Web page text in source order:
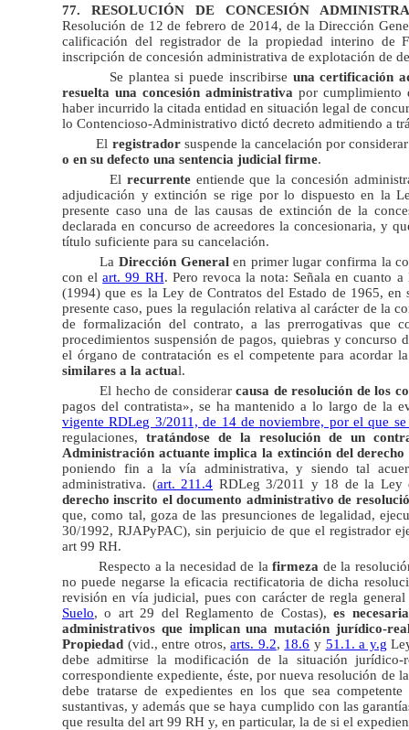
77. RESOLUCIÓN DE CONCESIÓN
Resolución de 12 de febrero de 2014, de la Dirección
calificación del registrador de la propiedad interino de
inscripción de concesión administrativa de explotación de
Se plantea si puede inscribirse una certificación
resuelta una concesión administrativa por cumplimiento
haber incurrido la citada entidad en situación legal de
lo Contencioso-Administrativo dictó decreto admitiendo a
El registradorsuspende la cancelación por
o en su defecto una sentencia judicial firme.
El recurrenteentiende que la concesión
adjudicación y extinción se rige por lo dispuesto en la
presente caso una de las causas de extinción de la
declarada en concurso de acreedores la concesionaria, y
título suficiente para su cancelación.
LaDirección Generalen primer lugar confirma la
con elart. 99 RH. Pero revoca la nota: Señala en cuanto
(1994) que es la Ley de Contratos del Estado de 1965,
presente caso, pues la regulación relativa al carácter de la
de formalización del contrato, a las prerrogativas que
procedimientos suspensión de pagos, quiebras y
el órgano de contratación es el competente para
similares a la actual.
El hecho de considerarcausa de resolución de los
pagos del contratista», se ha mantenido a lo largo de la
vigente RDLeg 3/2011, de 14 de noviembre, por el que
regulaciones,tratándose de la resolución de un
Administración actuante implica la extinción del
poniendo fin a la vía administrativa, y siendo tal
administrativa. (art. 211.4 RDLeg 3/2011 y 18 de la
derecho inscrito el documento administrativo de
que, como tal, goza de las presunciones de legalidad,
30/1992, RJAPyPAC), sin perjuicio de que el registrador
art 99 RH.
Respecto a la necesidad de lafirmeza de la
no puede negarse la eficacia rectificatoria de dicha
revisión en vía judicial, pues con carácter de regla
Suelo, o art 29 del Reglamento de Costas),es
administrativos que implican una mutación jurídico-
Propiedad (vid., entre otros,arts. 9.2, 18.6 y 51.1. a y.g
debe admitirse la modificación de la situación
correspondiente expediente, éste, por nueva resolución de
debe tratarse de expedientes en los que sea
sustantivas, y además que se haya cumplido con las
que resulta del art 99 RH y, en particular, la de si el